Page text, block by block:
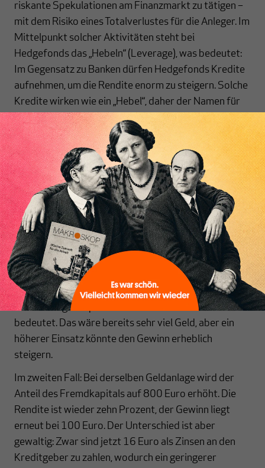
Inhaltsverzeichnis
riskante Spekulationen am Finanzmarkt zu tätigen –
mit dem Risiko eines Totalverlustes für die Anleger. Im
Mittelpunkt solcher Aktivitäten steht bei
Hedgefonds das „Hebeln“ (Leverage), was bedeutet:
Im Gegensatz zu Banken dürfen Hedgefonds Kredite
aufnehmen, um die Rendite enorm zu steigern. Solche
Kredite wirken wie ein „Hebel“, daher der Namen für
diese Geschäfte.
Zwei Beispiele demonstrieren eindrucksvoll, wie ein
„Hebel“ bei Finanzprodukten funktioniert:
Im ersten Fall: Eine Anlage soll eine Rendite von zehn
Prozent abwerfen. Das eingesetzte Kapital umfasst
1.000 Euro, wobei 50 Prozent als Eigenkapital und
50 Prozent als Fremdkapital aufgebracht werden.
Dann beträgt der Gewinn 100 Euro. Der Zinssatz für
die Kreditgeber beträgt zwei Prozent, was einer
Zinseinnahme von zehn Euro entspricht. Also bleibt
dem Eigenkapitalgeber ein Zinsgewinn von 90 Euro,
was eine Eigenkapitalrendite von 18 Prozent
bedeutet. Das wäre bereits sehr viel Geld, aber ein
höherer Einsatz könnte den Gewinn erheblich
steigern.
Im zweiten Fall: Bei derselben Geldanlage wird der
Anteil des Fremdkapitals auf 800 Euro erhöht. Die
Rendite ist wieder zehn Prozent, der Gewinn liegt
erneut bei 100 Euro. Der Unterschied ist aber
gewaltig: Zwar sind jetzt 16 Euro als Zinsen an den
Kreditgeber zu zahlen, wodurch ein geringerer